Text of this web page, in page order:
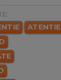
ATENTIE